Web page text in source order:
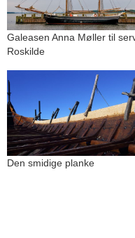
Galeasen Anna Møller til
Roskilde
Den smidige planke